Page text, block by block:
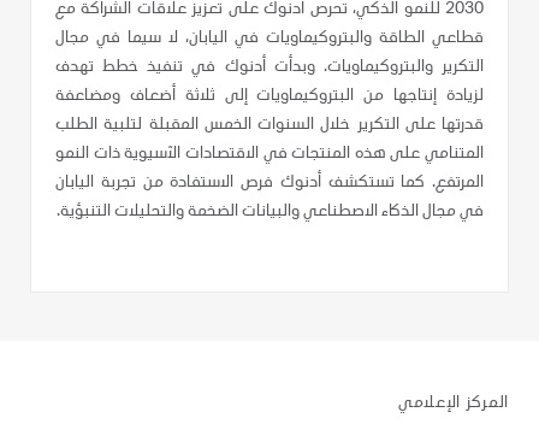
2030 للنمو الذكي، تحرص أدنوك على تعزيز علاقات الشراكة مع
قطاعي الطاقة والبتروكيماويات في اليابان، لا سيما في مجال
التكرير والبتروكيماويات. وبدأت أدنوك في تنفيذ خطط تهدف
لزيادة إنتاجها من البتروكيماويات إلى ثلاثة أضعاف ومضاعفة
قدرتها على التكرير خلال السنوات الخمس المقبلة لتلبية الطلب
المتنامي على هذه المنتجات في الاقتصادات الآسيوية ذات النمو
المرتفع. كما تستكشف أدنوك فرص الاستفادة من تجربة اليابان
في مجال الذكاء الاصطناعي والبيانات الضخمة والتحليلات التنبؤية.
المركز الإعلامي